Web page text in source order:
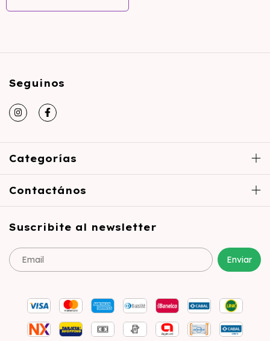
Seguinos
Categorías
Contactános
Suscribite al newsletter